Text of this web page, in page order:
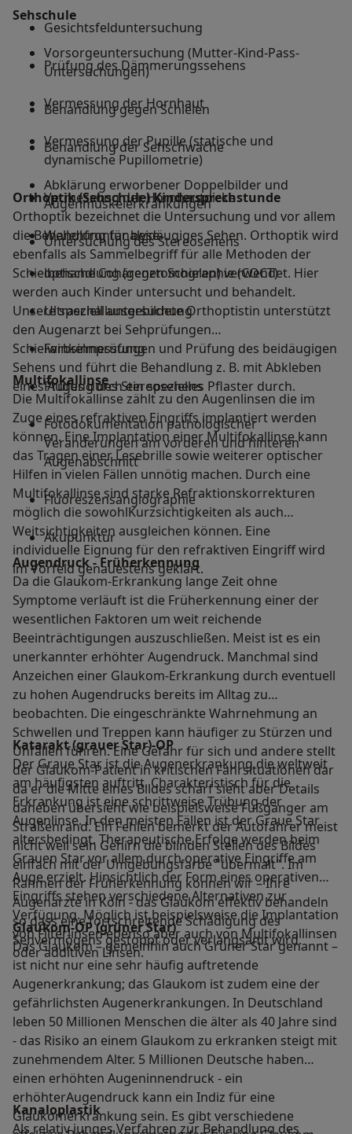
Gesichtsfelduntersuchung
Prüfung des Dämmerungssehens
Vermessung der Hornhaut
Vermessung der Pupille (statische und
dynamische Pupillometrie)
Vermessung der Hornhautdicke
Wellenfrontanalyse
optische Cohärenztomographie (COCT)
Ultraschalluntersuchung
Farbsinnprüfung
Prüfung des Stereosehens
Fotodokumentation pathologischer
Veränderungen am vorderen und hinteren
Augenabschnitt
Fluoreszensangiographie
Akupunktur
Sehschule
Vorsorgeuntersuchung (Mutter-Kind-Pass-
Untersuchungen)
Behandlung gegen Schielen
Behandlung der Sehschwäche
Abklärung erworbener Doppelbilder und
Augenmuskelerkrankungen
Untersuchung des Stereosehens
Orthoptik (Sehschule) Kindersprechstunde
Orthoptik bezeichnet die Untersuchung und vor allem
die Behandlung für beidäugiges Sehen. Orthoptik wird
ebenfalls als Sammelbegriff für alle Methoden der
Schielbehandlung (gegen Schielen) verwendet. Hier
werden auch Kinder untersucht und behandelt.
Unsere speziell ausgebildete Orthoptistin unterstützt
den Augenarzt bei Sehprüfungen
Schielwinkelmessungen und Prüfung des beidäugigen
Sehens und führt die Behandlung z. B. mit Abkleben
eines Auges durch ein spezielles Pflaster durch.
Multifokallinse
Die Multifokallinse zählt zu den Augenlinsen die im
Zuge eines refraktiven Eingriffs implantiert werden
können. Eine Implantation einer Multifokallinse kann
das Tragen einer Lesebrille sowie weiterer optischer
Hilfen in vielen Fällen unnötig machen. Durch eine
Multifokallinse sind starke Refraktionskorrekturen
möglich die sowohlKurzsichtigkeiten als auch
Weitsichtigkeiten ausgleichen können. Eine
individuelle Eignung für den refraktiven Eingriff wird
im Vorfeld genauestens geklärt.
Augendruck - Früherkennung
Da die Glaukom-Erkrankung lange Zeit ohne
Symptome verläuft ist die Früherkennung einer der
wesentlichen Faktoren um weit reichende
Beeinträchtigungen auszuschließen. Meist ist es ein
unerkannter erhöhter Augendruck. Manchmal sind
Anzeichen einer Glaukom-Erkrankung durch eventuell
zu hohen Augendrucks bereits im Alltag zu
beobachten. Die eingeschränkte Wahrnehmung an
Schwellen und Treppen kann häufiger zu Stürzen und
Unfällen führen. Eine Gefahr für sich und andere stellt
der Glaukom-Patient in kritischen Fahrsituationen dar
da er die Mitte eines Bildes scharf sieht aber Details
daneben übersieht wie beispielsweise Fußgänger am
Straßenrand. Ein Fehlen bemerkt der Autofahrer meist
nicht weil sein Gehirn die blinden Stellen des Bildes
einfach mit der Umgebungsfarbe "übermalt". Im
Rahmen der Früherkennung können wir – Ihre
Augenärzte in Köln - das Glaukom effektiv behandeln
so dass eine fortschreitende Schädigung des
Sehvermögens gestoppt oder verlangsamt wird.
Katarakt (grauer Star)-OP
Der Graue Star ist die Augenerkrankung die weltweit
am häufigsten auftritt. Charakteristisch für die
Erkrankung ist eine schrittweise Trübung der
Augenlinse. In den meisten Fällen ist der Graue Star
altersbedingt. Therapeutische Erfolge werden beim
Grauen Star vor allem durch operative Eingriffe am
Auge erzielt. Hinsichtlich der Form eines operativen
Eingriffs stehen verschiedene Alternativen zur
Verfügung. Möglich ist beispielsweise die Implantation
von Filterlinsen ebenso aber auch von Multifokallinsen
oder additiven Linsen.
Glaukom-OP (grüner Star)
Das Glaukom – gemeinhin auch Grüner Star genannt –
ist nicht nur eine sehr häufig auftretende
Augenerkrankung; das Glaukom ist zudem eine der
gefährlichsten Augenerkrankungen. In Deutschland
leben 50 Millionen Menschen die älter als 40 Jahre sind
- das Risiko an einem Glaukom zu erkranken steigt mit
zunehmendem Alter. 5 Millionen Deutsche haben
einen erhöhten Augeninnendruck - ein
erhöhterAugendruck kann ein Indiz für eine
Glaukomerkrankung sein. Es gibt verschiedene
Kanaloplastik
Als relativ junges Verfahren zur Behandlung des